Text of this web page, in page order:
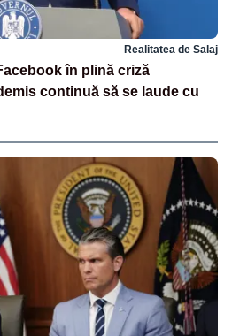
Realitatea de Salaj
în plină criză
continuă să se laude cu